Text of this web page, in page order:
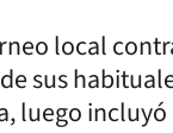
local
sus
luego